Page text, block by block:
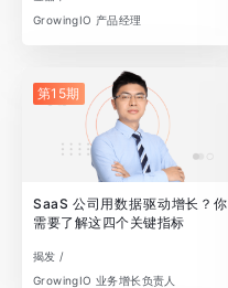
GrowingIO 产品经理
第15期
SaaS 公司用数据驱动增长？你
需要了解这四个关键指标
揭发 /
GrowingIO 业务增长负责人